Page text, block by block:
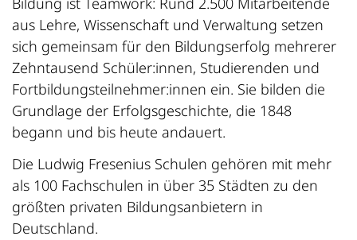
aus Lehre, Wissenschaft und Verwaltung setzen
sich gemeinsam für den Bildungserfolg mehrerer
Zehntausend Schüler:innen, Studierenden und
Fortbildungsteilnehmer:innen ein. Sie bilden die
Grundlage der Erfolgsgeschichte, die 1848
begann und bis heute andauert.
Die Ludwig Fresenius Schulen gehören mit mehr
als 100 Fachschulen in über 35 Städten zu den
größten privaten Bildungsanbietern in
Deutschland.